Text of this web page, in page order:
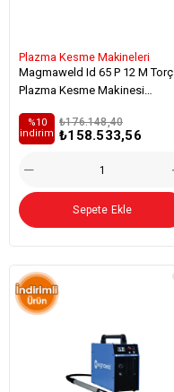
Plazma Kesme Makineleri
Magmaweld Id 65 P 12 M Torç
Plazma Kesme Makinesi
₺158.533,56
₺176.148,40
%10
i̇ndirim
Sepete Ekle